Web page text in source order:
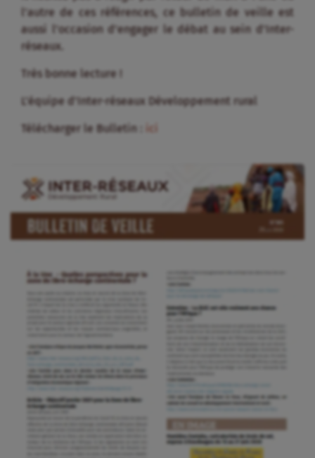
l’autre de ces références, ce bulletin de veille est
aussi l’occasion d’engager le débat au sein d’Inter-
réseaux.
Très bonne lecture !
L’équipe d’Inter-réseaux Développement rural
Télécharger le Bulletin : ici